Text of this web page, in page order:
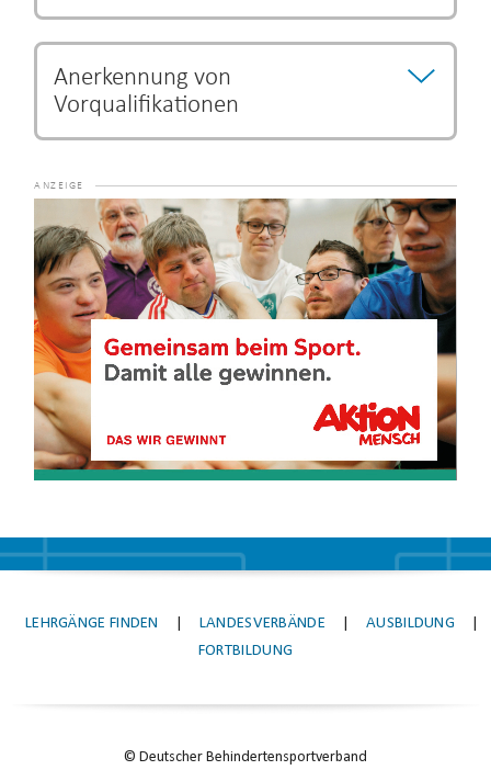
Anerkennung von
Vorqualifikationen
der Ausbildungszeit begründen.Die Entscheidung über
eine Verkürzung der Ausbildung unterliegt dem jeweiligen
Lehrgangsanbieter.
Player
LEHRGÄNGE FINDEN LANDESVERBÄNDE AUSBILDUNG
FORTBILDUNG
© Deutscher Behindertensportverband